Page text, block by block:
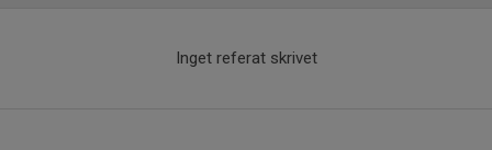
Inget referat skrivet